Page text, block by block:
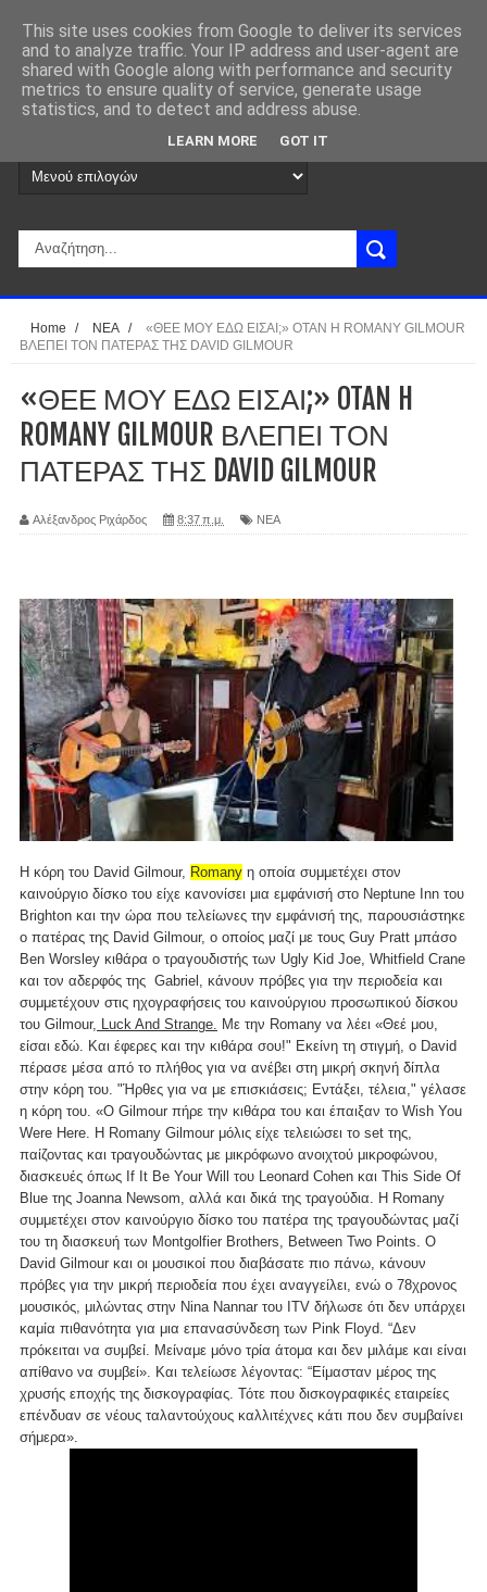
Home / ΝΕΑ /
«ΘΕΕ ΜΟΥ ΕΔΩ ΕΙΣΑΙ;» OTAN H ROMANY GILMOUR
ΒΛΕΠΕΙ ΤΟΝ ΠΑΤΕΡΑΣ ΤΗΣ DAVID GILMOUR
«ΘΕΕ ΜΟΥ ΕΔΩ ΕΙΣΑΙ;» OTAN H
ROMANY GILMOUR ΒΛΕΠΕΙ ΤΟΝ
ΠΑΤΕΡΑΣ ΤΗΣ DAVID GILMOUR
Αλέξανδρος Ριχάρδος 8:37 π.μ. ΝΕΑ
Η κόρη του David Gilmour, Romany η οποία συμμετέχει στον
καινούργιο δίσκο του είχε κανονίσει μια εμφάνισή στο Neptune Inn του
Brighton και την ώρα που τελείωνες την εμφάνισή της, παρουσιάστηκε
ο πατέρας της David Gilmour, ο οποίος μαζί με τους Guy Pratt μπάσο
Ben Worsley κιθάρα ο τραγουδιστής των Ugly Kid Joe, Whitfield Crane
και τον αδερφός της Gabriel, κάνουν πρόβες για την περιοδεία και
συμμετέχουν στις ηχογραφήσεις του καινούργιου προσωπικού δίσκου
του Gilmour, Luck And Strange. Με την Romany να λέει «Θεέ μου,
είσαι εδώ. Και έφερες και την κιθάρα σου!" Εκείνη τη στιγμή, ο David
πέρασε μέσα από το πλήθος για να ανέβει στη μικρή σκηνή δίπλα
στην κόρη του. "Ήρθες για να με επισκιάσεις; Εντάξει, τέλεια," γέλασε
η κόρη του. «Ο Gilmour πήρε την κιθάρα του και έπαιξαν το Wish You
Were Here. Η Romany Gilmour μόλις είχε τελειώσει το set της,
παίζοντας και τραγουδώντας με μικρόφωνο ανοιχτού μικροφώνου,
διασκευές όπως If It Be Your Will του Leonard Cohen και This Side Of
Blue της Joanna Newsom, αλλά και δικά της τραγούδια. Η Romany
συμμετέχει στον καινούργιο δίσκο του πατέρα της τραγουδώντας μαζί
του τη διασκευή των Montgolfier Brothers, Between Two Points. O
David Gilmour και οι μουσικοί που διαβάσατε πιο πάνω, κάνουν
πρόβες για την μικρή περιοδεία που έχει αναγγείλει, ενώ ο 78χρονος
μουσικός, μιλώντας στην Nina Nannar του ITV δήλωσε ότι δεν υπάρχει
καμία πιθανότητα για μια επανασύνδεση των Pink Floyd. “Δεν
πρόκειται να συμβεί. Μείναμε μόνο τρία άτομα και δεν μιλάμε και είναι
απίθανο να συμβεί». Και τελείωσε λέγοντας: “Είμασταν μέρος της
χρυσής εποχής της δισκογραφίας. Τότε που δισκογραφικές εταιρείες
επένδυαν σε νέους ταλαντούχους καλλιτέχνες κάτι που δεν συμβαίνει
σήμερα».
This site uses cookies from Google to deliver its services
and to analyze traffic. Your IP address and user-agent are
shared with Google along with performance and security
metrics to ensure quality of service, generate usage
statistics, and to detect and address abuse.
LEARN MORE GOT IT